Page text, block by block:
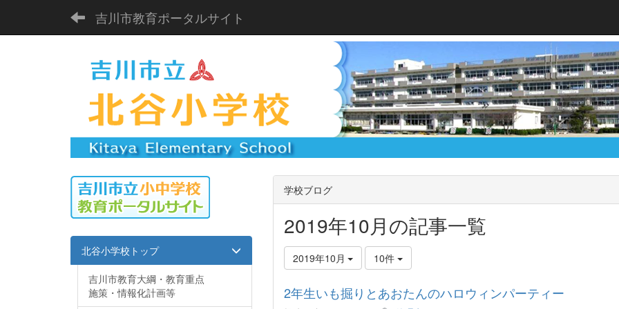
吉川市教育ポータルサイト
学校ブログ
2019年10月の記事一覧
2019年10月 10件
2年生いも掘りとあおたんのハロウィンパーティー
北谷小学校トップ
吉川市教育大綱・教育重点
施策・情報化計画等